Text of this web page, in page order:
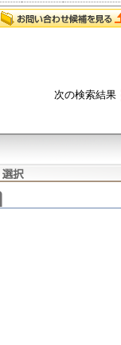
次の検索結果